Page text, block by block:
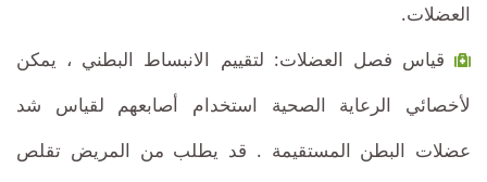
العضلات.
قياس فصل العضلات: لتقييم الانبساط البطني ، يمكن
لأخصائي الرعاية الصحية استخدام أصابعهم لقياس شد
عضلات البطن المستقيمة . قد يطلب من المريض تقلص